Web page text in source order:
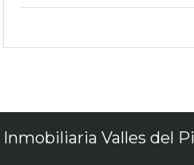
Inmobiliaria Valles del